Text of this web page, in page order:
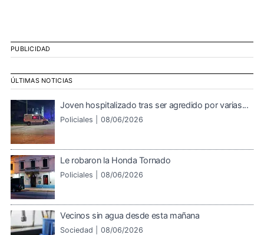
PUBLICIDAD
ÚLTIMAS NOTICIAS
Joven hospitalizado tras ser agredido por varias...
Policiales | 08/06/2026
Le robaron la Honda Tornado
Policiales | 08/06/2026
Vecinos sin agua desde esta mañana
Sociedad | 08/06/2026